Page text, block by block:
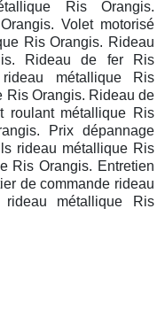
Ris Orangis.
Volet motorisé
Ris Orangis. Rideau
Rideau de fer Ris
métallique Ris
Ris Orangis. Rideau de
roulant métallique Ris
Prix dépannage
rideau métallique Ris
Ris Orangis. Entretien
de commande rideau
métallique Ris